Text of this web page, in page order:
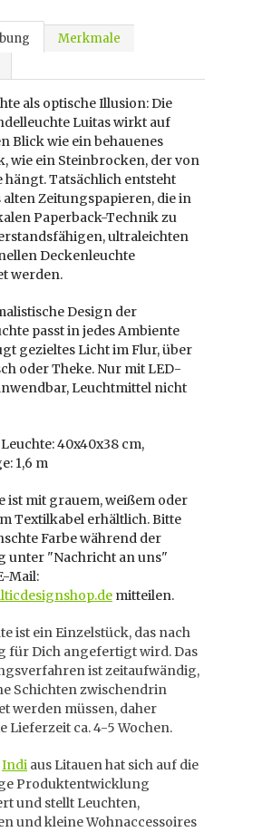
Merkmale
als optische Illusion: Die
Luitas wirkt auf
Blick wie ein behauenes
wie ein Steinbrocken, der von
hängt. Tatsächlich entsteht
alten Zeitungspapieren, die in
Paperback-Technik zu
ultraleichten
Deckenleuchte
werden.
Design der
passt in jedes Ambiente
gezieltes Licht im Flur, über
oder Theke. Nur mit LED-
Leuchtmittel nicht
40x40x38 cm,
1,6 m
ist mit grauem, weißem oder
Textilkabel erhältlich. Bitte
Farbe während der
unter "Nachricht an uns"
Mail:
mitteilen.
ist ein Einzelstück, das nach
für Dich angefertigt wird. Das
ist zeitaufwändig,
Schichten zwischendrin
werden müssen, daher
Lieferzeit ca. 4-5 Wochen.
Indi aus Litauen hat sich auf die
Produktentwicklung
und stellt Leuchten,
und kleine Wohnaccessoires